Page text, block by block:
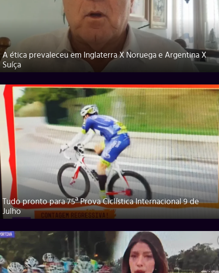
A ética prevaleceu em Inglaterra X Noruega e Argentina X
Suíça
Tudo pronto para 75ª Prova Ciclística Internacional 9 de
Julho